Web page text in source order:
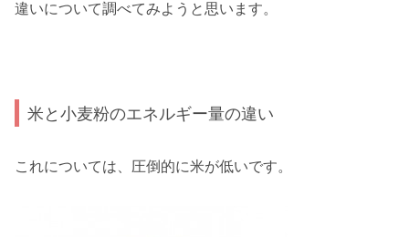
違いについて調べてみようと思います。
米と小麦粉のエネルギー量の違い
これについては、圧倒的に米が低いです。